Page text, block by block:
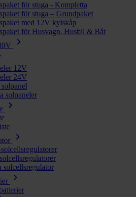
för stuga - Kompletta
för stuga – Grundpaket
med 12V kylskåp
för Husvagn, Husbil & Båt
chevron_right
12V
24V
solpaneler
chevron_right
chevron_right
solcellsregulator
chevron_right